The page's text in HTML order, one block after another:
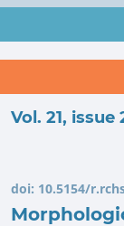
Vol. 21, issue
doi: 10.5154/